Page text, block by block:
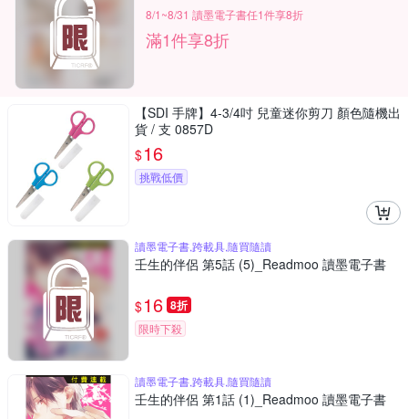
8/1~8/31 讀墨電子書任1件享8折
滿1件享8折
【SDI 手牌】4-3/4吋 兒童迷你剪刀 顏色隨機出
貨 / 支 0857D
$16
挑戰低價
讀墨電子書,跨載具,隨買隨讀
壬生的伴侶 第5話 (5)_Readmoo 讀墨電子書
$16 8折
限時下殺
讀墨電子書,跨載具,隨買隨讀
壬生的伴侶 第1話 (1)_Readmoo 讀墨電子書